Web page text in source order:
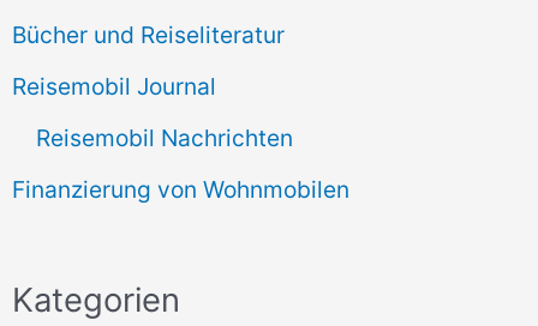
Bücher und Reiseliteratur
Reisemobil Journal
Reisemobil Nachrichten
Finanzierung von Wohnmobilen
Kategorien